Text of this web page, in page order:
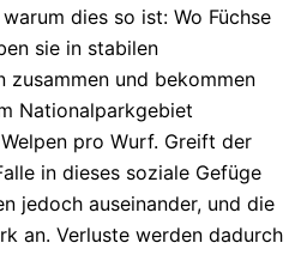
dies so ist: Wo Füchse
sie in stabilen
zusammen und bekommen
Nationalparkgebiet
pro Wurf. Greift der
in dieses soziale Gefüge
jedoch auseinander, und die
an. Verluste werden dadurch